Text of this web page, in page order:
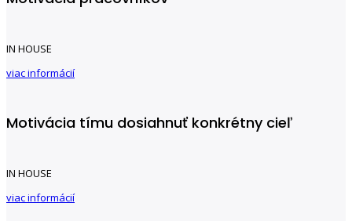
IN HOUSE
viac informácií
Motivácia tímu dosiahnuť konkrétny cieľ
IN HOUSE
viac informácií